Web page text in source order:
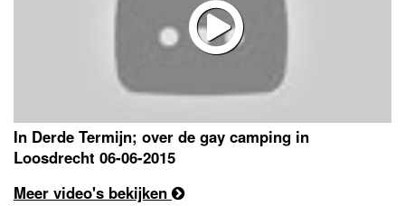
In Derde Termijn; over de gay camping in
Loosdrecht 06-06-2015
Meer video's bekijken